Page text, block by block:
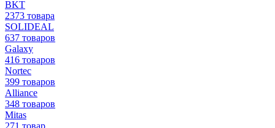
BKT
2373 товара
SOLIDEAL
637 товаров
Galaxy
416 товаров
Nortec
399 товаров
Alliance
348 товаров
Mitas
271 товар